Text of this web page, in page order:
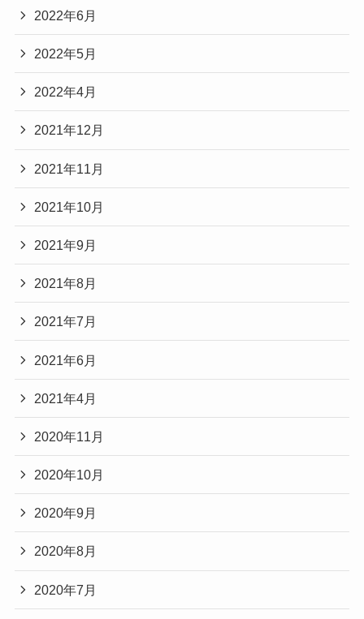
2022年6月
2022年5月
2022年4月
2021年12月
2021年11月
2021年10月
2021年9月
2021年8月
2021年7月
2021年6月
2021年4月
2020年11月
2020年10月
2020年9月
2020年8月
2020年7月